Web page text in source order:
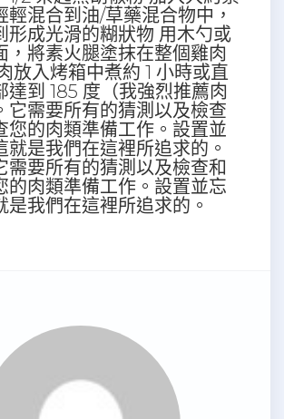
輕混合到油/草藥混合物中，
形成光滑的糊狀物 用木勺或
，將素火腿塗抹在整個雞肉
放入烤箱中煮約 1 小時或直
達到 185 度（我強烈推薦肉
它需要所有的猜測以及檢查
您的肉類準備工作。設置並
就是我們在這裡所追求的。
需要所有的猜測以及檢查和
的肉類準備工作。設置並忘
是我們在這裡所追求的。